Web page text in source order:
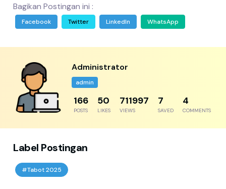
Bagikan Postingan ini :
Facebook Twitter LinkedIn WhatsApp
Administrator
admin
204
POSTS
61
LIKES
876304
VIEWS
8
SAVED
5
COMMENTS
Label Postingan
#Tabot 2025